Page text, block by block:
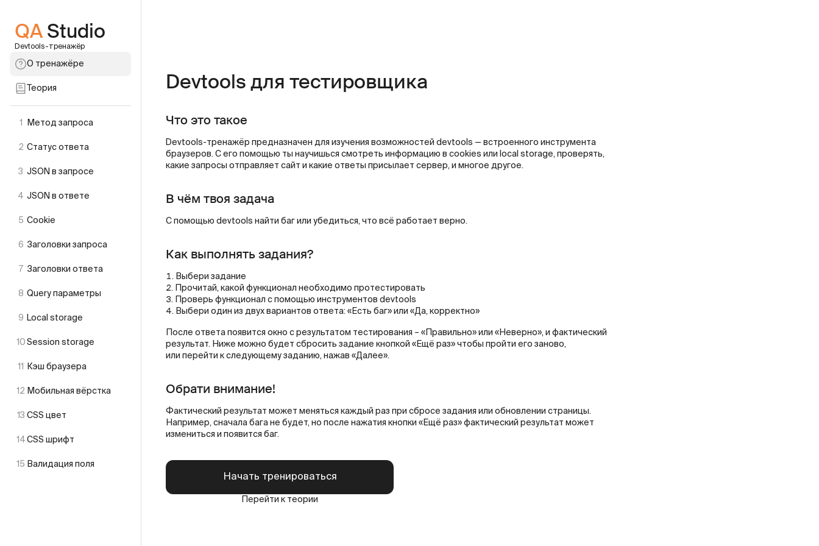
QAStudio
Devtools-тренажёр
О тренажёре
Теория
1 Метод запроса
2 Статус ответа
3 JSON в запросе
4 JSON в ответе
5 Cookie
6 Заголовки запроса
7 Заголовки ответа
8 Query параметры
9 Local storage
10 Session storage
11 Кэш браузера
12 Мобильная вёрстка
13 CSS цвет
14 CSS шрифт
15 Валидация поля
Devtools для тестировщика
Что это такое
Devtools-тренажёр предназначен для изучения возможностей devtools — встроенного инструмента
браузеров. С его помощью ты научишься смотреть информацию в cookies или local storage, проверять,
какие запросы отправляет сайт и какие ответы присылает сервер, и многое другое.
В чём твоя задача
С помощью devtools найти баг или убедиться, что всё работает верно.
Как выполнять задания?
Выбери задание
Прочитай, какой функционал необходимо протестировать
Проверь функционал с помощью инструментов devtools
Выбери один из двух вариантов ответа: «Есть баг» или «Да, корректно»
После ответа появится окно с результатом тестирования – «Правильно» или «Неверно», и фактический
результат. Ниже можно будет сбросить задание кнопкой «Ещё раз» чтобы пройти его заново,
или перейти к следующему заданию, нажав «Далее».
Обрати внимание!
Фактический результат может меняться каждый раз при сбросе задания или обновлении страницы.
Например, сначала бага не будет, но после нажатия кнопки «Ещё раз» фактический результат может
измениться и появится баг.
Начать тренироваться
Перейти к теории